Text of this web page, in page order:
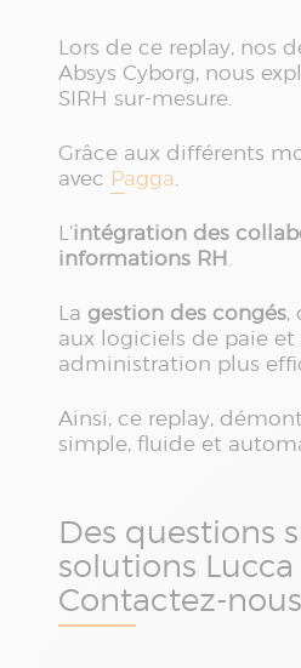
Lors de ce replay, nos
Absys Cyborg, nous
SIRH sur-mesure.
Grâce aux différents
avec Pagga.
L’intégration des
informations RH.
La gestion des congés,
aux logiciels de paie
administration plus
Ainsi, ce replay,
simple, fluide et
Des questions
solutions Lucca
Contactez-